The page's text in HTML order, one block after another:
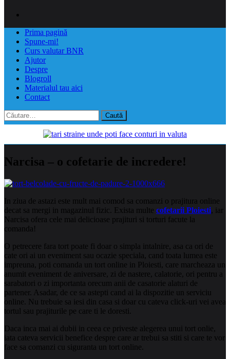
Prima pagină
Spune-mi!
Curs valutar BNR
Ajutor
Despre
Blogroll
Materialul tau aici
Contact
Caută
după:
Narcisa – o cofetarie de incredere!
In ziua de astazi este mult mai comod sa comanzi o prajitura online
decat sa mergi in magazinul fizic. Exista multe cofetarii Ploiesti, iar
Narcisa ofera cele mai delicioase prajituri si torturi facute la
comanda!
O petrecere fara tort poate fi doar o simpla intalnire, asa ca ori de
cate ori ai un eveniment sau ocazie speciala, cand toata lumea este
impreuna, poti comanda un tort online in Ploiesti, care marcheaza un
anumit eveniment de aniversare, zi de nastere, calatorie, ori pentru a
sarabatori o zi importanta orecum anii de casatorie alaturi de
partener. Asadar, de ce sa astepti cand ai la dispozitie un serviciu
online. Nu trebuie sa iesi din casa si doar cu cateva click-uri vei avea
tortul sau prajiturile pe care ti le doresti.
Daca inca mai ai dubii in ceea ce priveste alegerea unui tort onlie,
iata cateva servicii benefice despre care ar trebui sa stiti si care te vor
face sa comanzi cu siguranta un tort online.